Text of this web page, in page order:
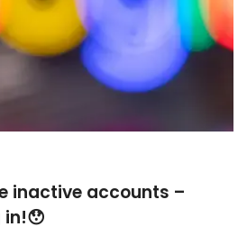
inactive accounts –